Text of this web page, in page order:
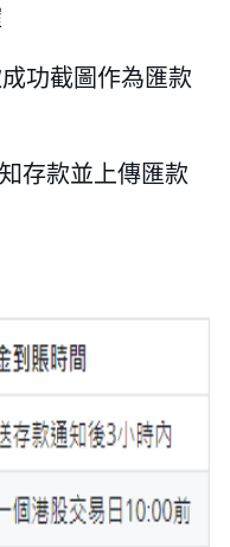
功截圖作為匯款
存款並上傳匯款